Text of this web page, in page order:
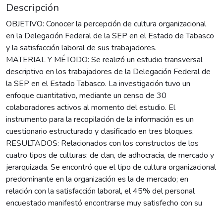
Descripción
OBJETIVO: Conocer la percepción de cultura organizacional
en la Delegación Federal de la SEP en el Estado de Tabasco
y la satisfacción laboral de sus trabajadores.
MATERIAL Y MÉTODO: Se realizó un estudio transversal
descriptivo en los trabajadores de la Delegación Federal de
la SEP en el Estado Tabasco. La investigación tuvo un
enfoque cuantitativo, mediante un censo de 30
colaboradores activos al momento del estudio. El
instrumento para la recopilación de la información es un
cuestionario estructurado y clasificado en tres bloques.
RESULTADOS: Relacionados con los constructos de los
cuatro tipos de culturas: de clan, de adhocracia, de mercado y
jerarquizada. Se encontró que el tipo de cultura organizacional
predominante en la organización es la de mercado; en
relación con la satisfacción laboral, el 45% del personal
encuestado manifestó encontrarse muy satisfecho con su